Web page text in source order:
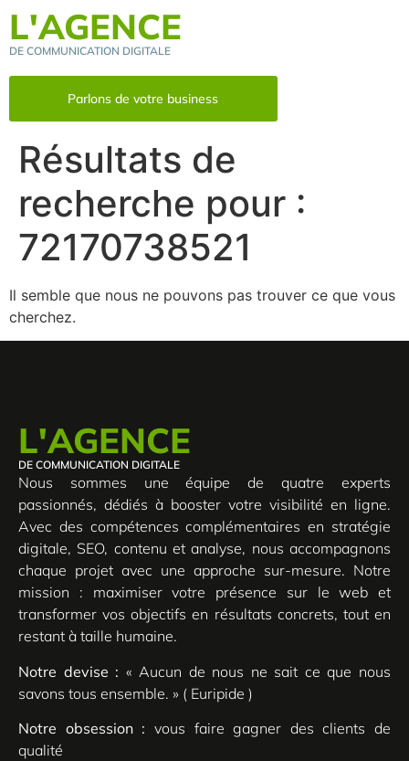
L'AGENCE
DE COMMUNICATION DIGITALE
Parlons de votre business
Résultats de
recherche pour :
72170738521
Il semble que nous ne pouvons pas trouver ce que vous
cherchez.
L'AGENCE
DE COMMUNICATION DIGITALE
Nous sommes une équipe de quatre experts
passionnés, dédiés à booster votre visibilité en ligne.
Avec des compétences complémentaires en stratégie
digitale, SEO, contenu et analyse, nous accompagnons
chaque projet avec une approche sur-mesure. Notre
mission : maximiser votre présence sur le web et
transformer vos objectifs en résultats concrets, tout en
restant à taille humaine.
Notre devise : « Aucun de nous ne sait ce que nous
savons tous ensemble. » ( Euripide )
Notre obsession : vous faire gagner des clients de
qualité